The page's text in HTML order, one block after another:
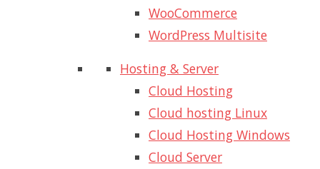
WooCommerce
WordPress Multisite
Hosting & Server
Cloud Hosting
Cloud hosting Linux
Cloud Hosting Windows
Cloud Server